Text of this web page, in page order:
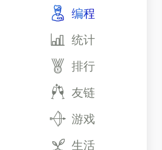
编程
统计
排行
友链
游戏
生活